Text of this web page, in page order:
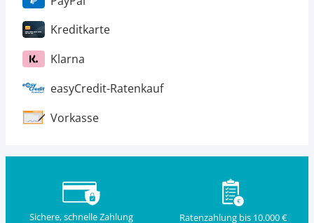
Kreditkarte
Klarna
easyCredit-Ratenkauf
Vorkasse
Sichere, schnelle Zahlung Ratenzahlung bis 10.000 €